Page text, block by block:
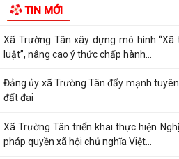
TIN MỚI
liệu dân cư.
Xã Trường Tân xây dựng mô hình
luật”, nâng cao ý thức chấp hành...
Đảng ủy xã Trường Tân đẩy mạnh
đất đai
Xã Trường Tân triển khai thực hiện
pháp quyền xã hội chủ nghĩa Việt...